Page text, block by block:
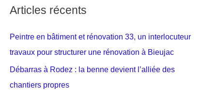
Articles récents
Peintre en bâtiment et rénovation 33, un interlocuteur
travaux pour structurer une rénovation à Bieujac
Débarras à Rodez : la benne devient l’alliée des
chantiers propres